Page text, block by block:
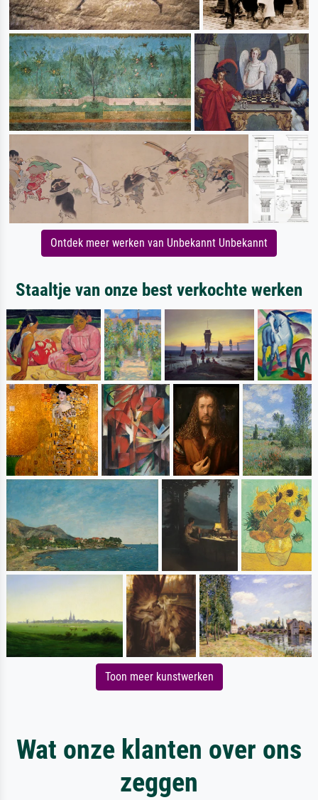
Ontdek meer werken van Unbekannt Unbekannt
Staaltje van onze best verkochte werken
Toon meer kunstwerken
Wat onze klanten over ons
zeggen